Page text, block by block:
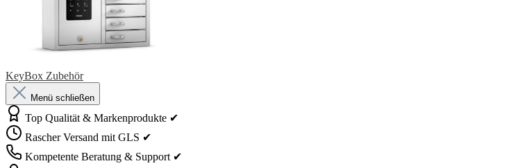
KeyBox Zubehör
Menü schließen
Top Qualität & Markenprodukte ✔
Rascher Versand mit GLS ✔
Kompetente Beratung & Support ✔